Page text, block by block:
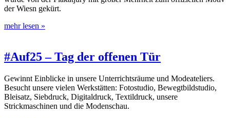
der Wiesn gekürt.
mehr lesen »
#Auf25 – Tag der offenen Tür
Gewinnt Einblicke in unsere Unterrichtsräume und Modeateliers.
Besucht unsere vielen Werkstätten: Fotostudio, Bewegtbildstudio,
Bleisatz, Siebdruck, Digitaldruck, Textildruck, unsere
Strickmaschinen und die Modenschau.